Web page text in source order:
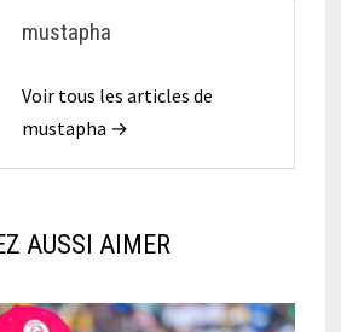
mustapha
Voir tous les articles de
mustapha →
AUSSI AIMER